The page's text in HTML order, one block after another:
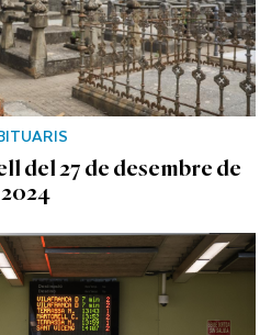
del 27 de desembre de
2024